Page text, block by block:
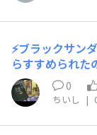
感があるアーモ
お気に入りです👍 ⚡いつもこんな時に食べてる！ 仕事の
時の休憩時や寝
で仕事が休みの
⚡ブラックサンダー
に投稿していき
とこと！ 秘密結
⚡ブラックサン
らすすめられたのがきっ
バーとお気に入
がですけど昔の
ひかえめで。 ⚡いつもこんな時に食べてる！ 夕方の買い
物前に午後の活力に笑 ⚡ブラックサンダ
0
ちいし |